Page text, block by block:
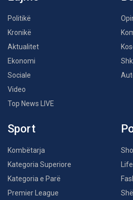
Politikë
Kronikë
Aktualitet
Ekonomi
Sociale
Video
Top News LIVE
Sport
Kombëtarja
Kategoria Superiore
Kategoria e Parë
Premier League